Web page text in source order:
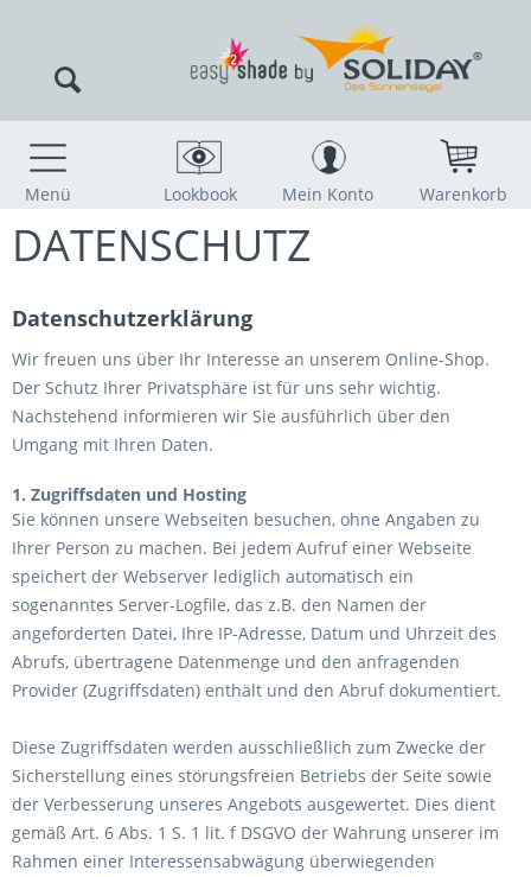
Menü Lookbook Mein Konto Warenkorb
DATENSCHUTZ
Datenschutzerklärung
Wir freuen uns über Ihr Interesse an unserem Online-Shop.
Der Schutz Ihrer Privatsphäre ist für uns sehr wichtig.
Nachstehend informieren wir Sie ausführlich über den
Umgang mit Ihren Daten.
1. Zugriffsdaten und Hosting
Sie können unsere Webseiten besuchen, ohne Angaben zu
Ihrer Person zu machen. Bei jedem Aufruf einer Webseite
speichert der Webserver lediglich automatisch ein
sogenanntes Server-Logfile, das z.B. den Namen der
angeforderten Datei, Ihre IP-Adresse, Datum und Uhrzeit des
Abrufs, übertragene Datenmenge und den anfragenden
Provider (Zugriffsdaten) enthält und den Abruf dokumentiert.
Diese Zugriffsdaten werden ausschließlich zum Zwecke der
Sicherstellung eines störungsfreien Betriebs der Seite sowie
der Verbesserung unseres Angebots ausgewertet. Dies dient
gemäß Art. 6 Abs. 1 S. 1 lit. f DSGVO der Wahrung unserer im
Rahmen einer Interessensabwägung überwiegenden